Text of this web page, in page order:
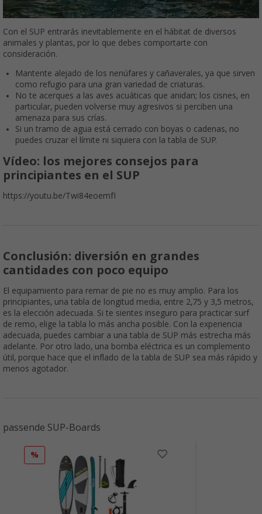
Con el SUP entrarás inevitablemente en el hábitat de diversos
animales y plantas, por lo que debes comportarte con
consideración.
Mantente alejado de los nenúfares y cañaverales, ya que sirven
como refugio para una gran variedad de criaturas.
No te acerques a las aves acuáticas que anidan; los cisnes, en
particular, pueden volverse muy agresivos si perciben una
amenaza para sus crías.
Si un tramo de agua está cerrado con boyas o cadenas, no
puedes cruzar el límite ni siquiera con la tabla de SUP.
Vídeo: los mejores consejos para
principiantes en el SUP
https://youtu.be/Twi84eoemfI
Conclusión: diversión en grandes
cantidades con poco equipo
El equipamiento para remar de pie no es muy amplio. Para los
principiantes, una tabla de longitud media, entre 2,75 y 3,5 metros,
es la elección adecuada. Si te sientes inseguro para practicar surf
de remo, elige la tabla lo más ancha posible. Con la experiencia
adecuada, puedes cambiar a una tabla de SUP más estrecha más
adelante. Por otro lado, una bomba eléctrica es un complemento
útil, porque hace que el inflado de la tabla de SUP sea más rápido y
menos agotador.
passende SUP-Boards
%